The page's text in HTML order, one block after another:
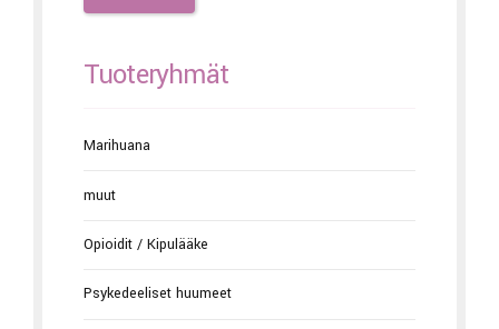
Tuoteryhmät
Marihuana
muut
Opioidit / Kipulääke
Psykedeeliset huumeet